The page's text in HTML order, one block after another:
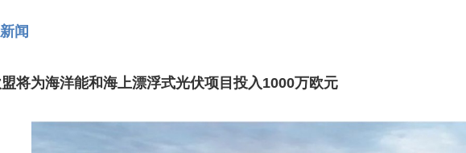
闻
将为海洋能和海上漂浮式光伏项目投入1000万欧元